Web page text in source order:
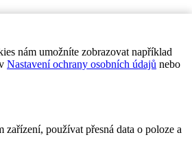
nám umožníte zobrazovat například
Nastavení ochrany osobních údajů nebo
používat přesná data o poloze a